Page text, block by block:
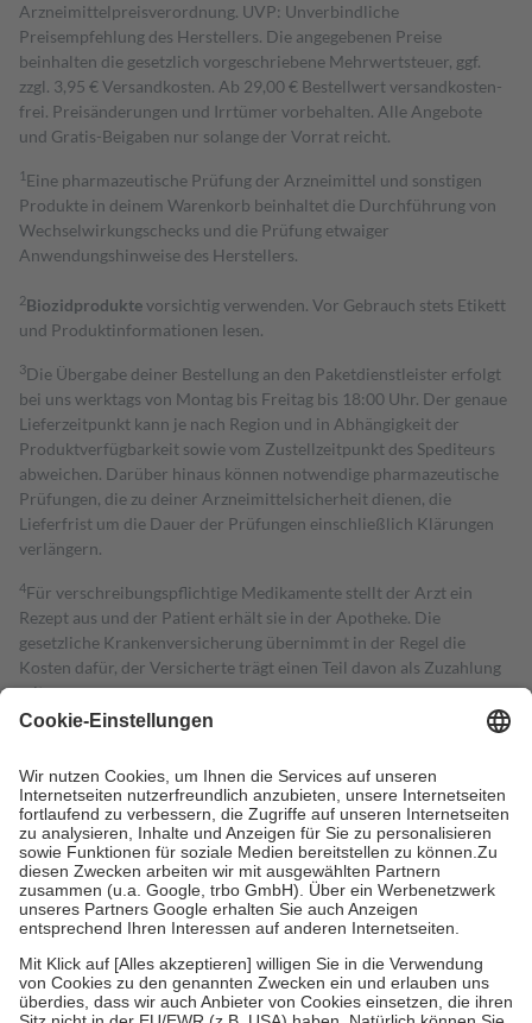
Arzneimittelpreisverordnung. UVP: Unverbindliche
Preisempfehlung des Herstellers. Die angegebenen Preise
beinhalten die gesetzlich vorgeschriebene Mehrwertsteuer, ggf.
zzgl. 3,95 € Versandkosten. Ab 29,00 € Bestell­wert versand­kosten­
frei. Preisänderungen und Irrtümer vorbehalten. Alle Angebote
und Gratis-Beigaben nur solange der Vorrat reicht.
1 Eine pharmazeutische Prüfung der Arzneimittel und sonstigen
Produkte in deinem Warenkorb beinhaltet die Durchführung von
Wechselwirkungschecks und die Prüfung etwaiger
Anwendungshinweise des Herstellers.
2Biozidproduktevorsichtig verwenden. Vor Gebrauch stets Etikett
und Produktinformationen lesen.
3Die Übergabe deiner Bestellung an den Paketdienstleister erfolgt
bei uns werktags von Montag bis Freitag bis 18:00 Uhr. Der genaue
Lieferzeitpunkt kann je nach Region und in Abhängigkeit der
Produktverfügbarkeit sowie vom Zustellzeitpunkt des Spediteurs
abweichen. Darüber hinaus können notwendige pharmazeutische
Prüfungen, die zu deiner Arzneimittelsicherheit dienen, die
Lieferfrist um die Dauer der Prüfungen einschließlich Klärungen
verlängern.
4Für verschreibungspflichtige Medikamente stellt der Arzt ein
Rezept aus und der Patient erhält sie in der Apotheke. Die
gesetzliche Krankenversicherung übernimmt in der Regel die
Kosten dafür, der Versicherte trägt einen Teil davon als Zuzahlung
mit.
Grundsätzlich leisten Mitglieder Zuzahlungen in Höhe von zehn
höchstens zehn Euro.
Es sind jedoch nie mehr als die tatsächlichen
Kosten der Leistung zu entrichten.
Diese Regeln gelten grundsätzlich auch für Online-Apotheken.
Bei Heilmitteln und häuslicher Krankenpflege beträgt die
Zuzahlung zehn Prozent der Kosten sowie zehn Euro je
Verordnung.
Um das Engagement der Versicherten für ihre eigene Gesundheit zu
stärken und die besondere Stellung der Familie zu unterstützen,
fallenkeine Zuzahlungenan bei:
• Kindern und Jugendlichen bis zum vollendeten 18. Lebensjahr
mit Ausnahme der Fahrkosten